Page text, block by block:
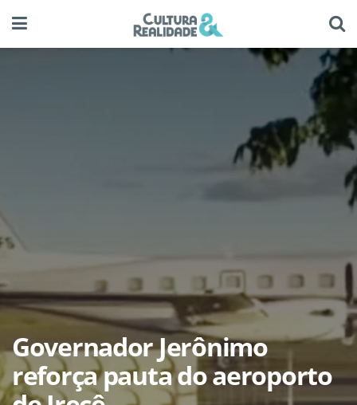
Governador Jerônimo
reforça pauta do aeroporto